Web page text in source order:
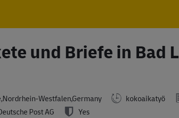
und Briefe in Bad
Westfalen,Germany kokoaikatyö
Post AG Yes